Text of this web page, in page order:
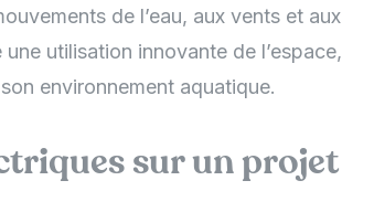
de l’eau, aux vents et aux
utilisation innovante de l’espace,
environnement aquatique.
sur un projet